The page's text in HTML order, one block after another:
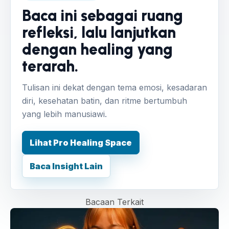
Baca ini sebagai ruang
refleksi, lalu lanjutkan
dengan healing yang
terarah.
Tulisan ini dekat dengan tema emosi, kesadaran
diri, kesehatan batin, dan ritme bertumbuh
yang lebih manusiawi.
Lihat Pro Healing Space
Baca Insight Lain
Bacaan Terkait